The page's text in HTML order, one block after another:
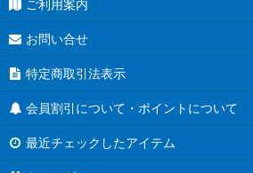
ご利用案内
お問い合せ
特定商取引法表示
会員割引について・ポイントについて
最近チェックしたアイテム